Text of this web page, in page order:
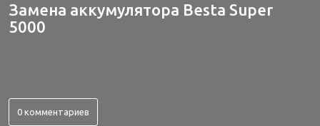
Замена аккумулятора Besta Super
5000
0 комментариев